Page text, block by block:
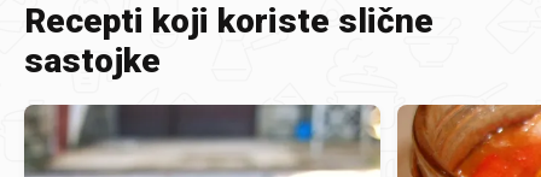
Recepti koji koriste slične
sastojke